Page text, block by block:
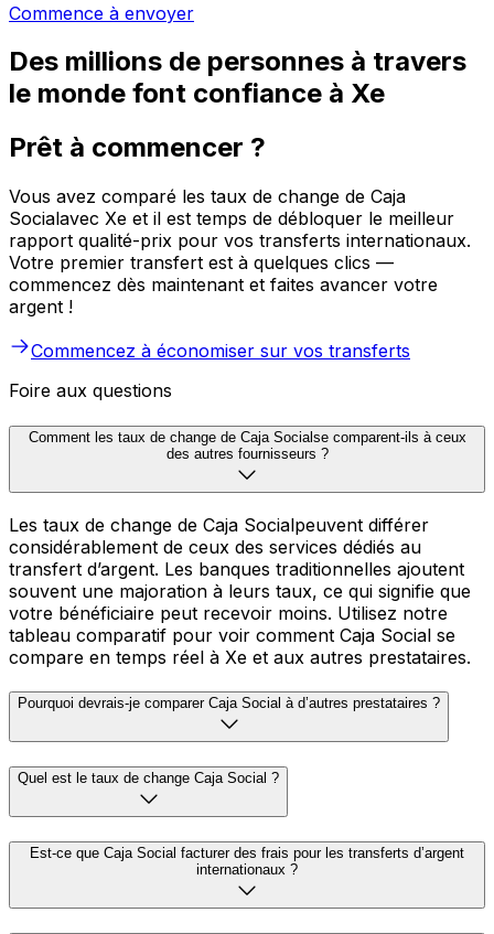
Commence à envoyer
Des millions de personnes à travers
le monde font confiance à Xe
Prêt à commencer ?
Vous avez comparé les taux de change de Caja
Socialavec Xe et il est temps de débloquer le meilleur
rapport qualité-prix pour vos transferts internationaux.
Votre premier transfert est à quelques clics —
commencez dès maintenant et faites avancer votre
argent !
Commencez à économiser sur vos transferts
Foire aux questions
Comment les taux de change de Caja Socialse comparent-ils à ceux
des autres fournisseurs ?
Les taux de change de Caja Socialpeuvent différer
considérablement de ceux des services dédiés au
transfert d’argent. Les banques traditionnelles ajoutent
souvent une majoration à leurs taux, ce qui signifie que
votre bénéficiaire peut recevoir moins. Utilisez notre
tableau comparatif pour voir comment Caja Social se
compare en temps réel à Xe et aux autres prestataires.
Pourquoi devrais-je comparer Caja Social à d’autres prestataires ?
Quel est le taux de change Caja Social ?
Est-ce que Caja Social facturer des frais pour les transferts d’argent
internationaux ?